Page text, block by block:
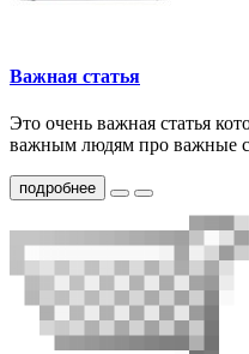
Важная статья
Это очень важная статья
важным людям про важные
подробнее